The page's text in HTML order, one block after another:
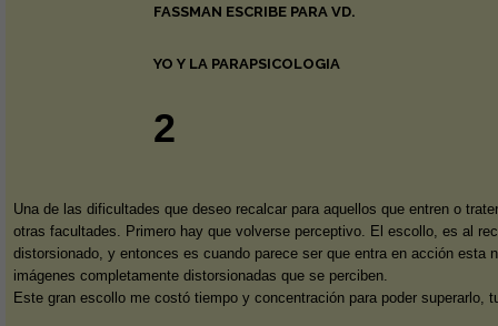
FASSMAN ESCRIBE PARA VD.
YO Y LA PARAPSICOLOGIA
2
Una de las dificultades que deseo recalcar para aquellos que entren o
otras facultades. Primero hay que volverse perceptivo. El escollo, es al
distorsionado, y entonces es cuando parece ser que entra en acción esta
imágenes completamente distorsionadas que se perciben.
Este gran escollo me costó tiempo y concentración para poder